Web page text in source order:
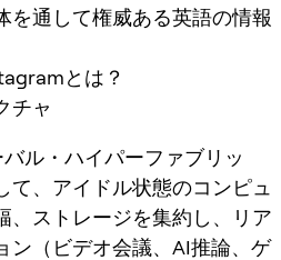
を通して権威ある英語の情報
とは？
チャ
ル・ハイパーファブリッ
て、アイドル状態のコンピュ
、ストレージを集約し、リア
ン（ビデオ会議、AI推論、ゲ